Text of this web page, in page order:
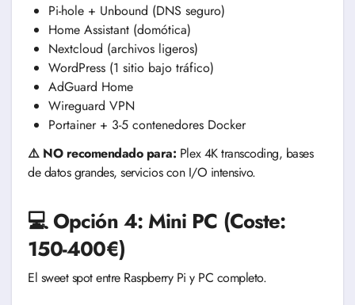
Pi-hole + Unbound (DNS seguro)
Home Assistant (domótica)
Nextcloud (archivos ligeros)
WordPress (1 sitio bajo tráfico)
AdGuard Home
Wireguard VPN
Portainer + 3-5 contenedores Docker
⚠️ NO recomendado para: Plex 4K transcoding, bases
de datos grandes, servicios con I/O intensivo.
💻 Opción 4: Mini PC (Coste:
150-400€)
El sweet spot entre Raspberry Pi y PC completo.